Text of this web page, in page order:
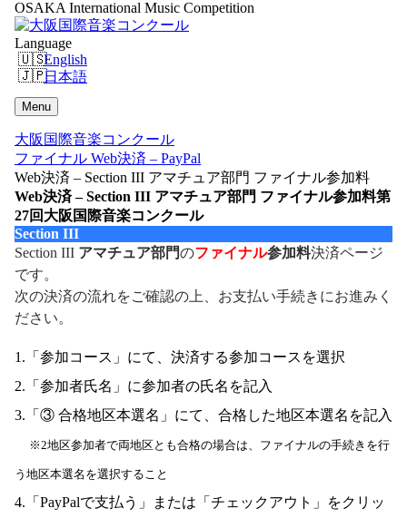
OSAKA International Music Competition
Language
English
日本語
Menu
大阪国際音楽コンクール
ファイナル Web決済 – PayPal
Web決済 – Section III アマチュア部門 ファイナル参加料
Web決済 – Section III アマチュア部門 ファイナル参加料第
27回大阪国際音楽コンクール
Section III
Section III アマチュア部門のファイナル参加料決済ページ
です。
次の決済の流れをご確認の上、お支払い手続きにお進みく
ださい。
1.「参加コース」にて、決済する参加コースを選択
2.「参加者氏名」に参加者の氏名を記入
3.「③ 合格地区本選名」にて、合格した地区本選名を記入
※2地区参加者で両地区とも合格の場合は、ファイナルの手続きを行
う地区本選名を選択すること
4.「PayPalで支払う」または「チェックアウト」をクリッ